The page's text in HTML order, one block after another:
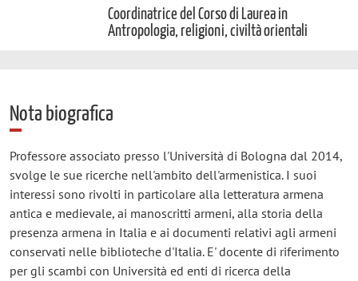
Coordinatrice del Corso di Laurea in
Antropologia, religioni, civiltà orientali
Nota biografica
Professore associato presso l'Università di Bologna dal 2014,
svolge le sue ricerche nell'ambito dell'armenistica. I suoi
interessi sono rivolti in particolare alla letteratura armena
antica e medievale, ai manoscritti armeni, alla storia della
presenza armena in Italia e ai documenti relativi agli armeni
conservati nelle biblioteche d'Italia. E' docente di riferimento
per gli scambi con Università ed enti di ricerca della